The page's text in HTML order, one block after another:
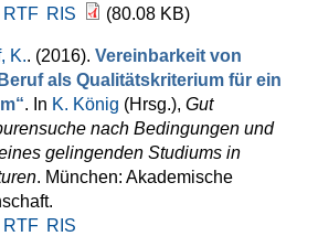
RTF RIS (80.08 KB)
K.. (2016). Vereinbarkeit von
als Qualitätskriterium für ein
. In K. König (Hrsg.), Gut
nach Bedingungen und
gelingenden Studiums in
. München: Akademische
RTF RIS